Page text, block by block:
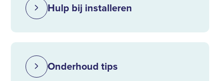
Hulp bij installeren
Onderhoud tips